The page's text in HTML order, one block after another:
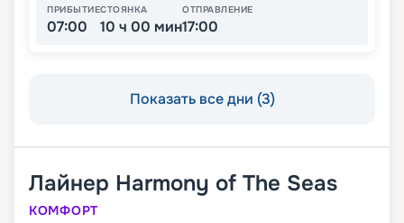
ПРИБЫТИЕ
07:00
СТОЯНКА
10 ч 00 мин
ОТПРАВЛЕНИЕ
17:00
Показать все дни (3)
Лайнер Harmony of The Seas
КОМФОРТ